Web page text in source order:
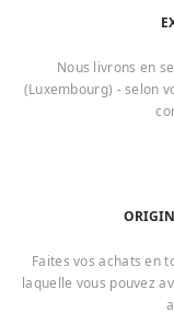
Nous livrons en
(Luxembourg) - selon
Faites vos achats en
laquelle vous pouvez